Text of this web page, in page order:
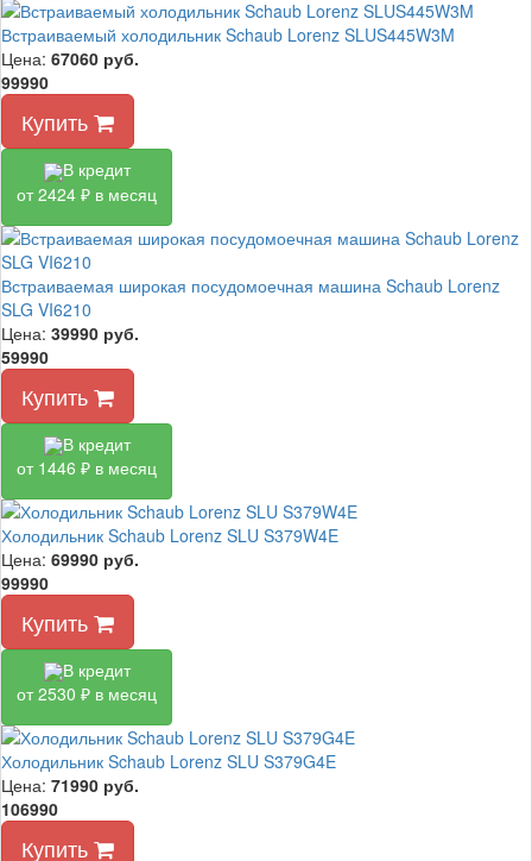
Встраиваемый холодильник Schaub Lorenz SLUS445W3M
Цена: 67060 руб.
99990
Купить
В кредит
от 2424 ₽ в месяц
Встраиваемая широкая посудомоечная машина Schaub Lorenz
SLG VI6210
Цена: 39990 руб.
59990
Купить
В кредит
от 1446 ₽ в месяц
Холодильник Schaub Lorenz SLU S379W4E
Цена: 69990 руб.
99990
Купить
В кредит
от 2530 ₽ в месяц
Холодильник Schaub Lorenz SLU S379G4E
Цена: 71990 руб.
106990
Купить